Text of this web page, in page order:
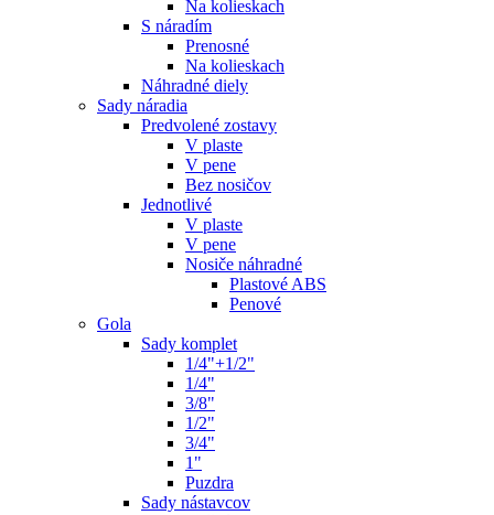
Na kolieskach
S náradím
Prenosné
Na kolieskach
Náhradné diely
Sady náradia
Predvolené zostavy
V plaste
V pene
Bez nosičov
Jednotlivé
V plaste
V pene
Nosiče náhradné
Plastové ABS
Penové
Gola
Sady komplet
1/4"+1/2"
1/4"
3/8"
1/2"
3/4"
1"
Puzdra
Sady nástavcov